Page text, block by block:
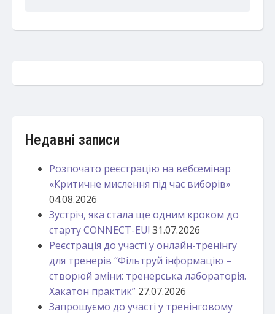
Недавні записи
Розпочато реєстрацію на вебсемінар
«Критичне мислення під час виборів»
04.08.2026
Зустріч, яка стала ще одним кроком до
старту CONNECT-EU! 31.07.2026
Реєстрація до участі у онлайн-тренінгу
для тренерів “Фільтруй інформацію –
створюй зміни: тренерська лабораторія.
Хакатон практик” 27.07.2026
Запрошуємо до участі у тренінговому